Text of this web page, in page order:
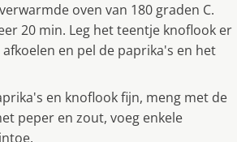
oven van 180 graden C.
20 min. Leg het teentje knoflook er
en pel de paprika's en het
en knoflook fijn, meng met de
peper en zout, voeg enkele